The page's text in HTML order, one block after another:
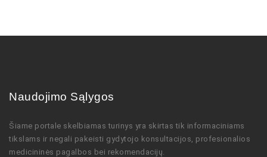
Naudojimo Sąlygos
Šiame portale skelbiamas turinys yra skirtas tik informaciniams
tikslams ir negali pakeisti gydytojo konsultacijos, profesionalios
medicininės pagalbos bei rekomendacijų